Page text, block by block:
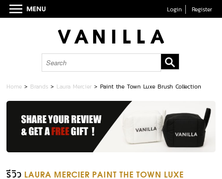
Login Register
Home > Brands > Laura Mercier >Paint the Town Luxe Brush Collection
รีวิว LAURA MERCIER PAINT THE TOWN LUXE